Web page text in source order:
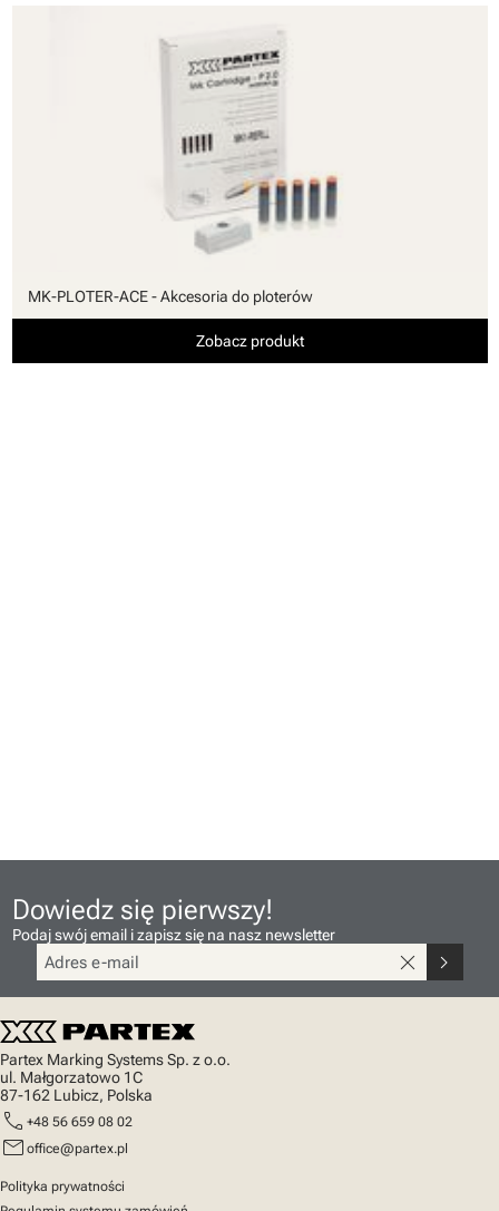
MK-PLOTER-ACE - Akcesoria do ploterów
Zobacz produkt
Dowiedz się pierwszy!
Podaj swój email i zapisz się na nasz newsletter
close chevron_right
Partex Marking Systems Sp. z o.o.
ul. Małgorzatowo 1C
87-162 Lubicz, Polska
call +48 56 659 08 02
mail office@partex.pl
Polityka prywatności